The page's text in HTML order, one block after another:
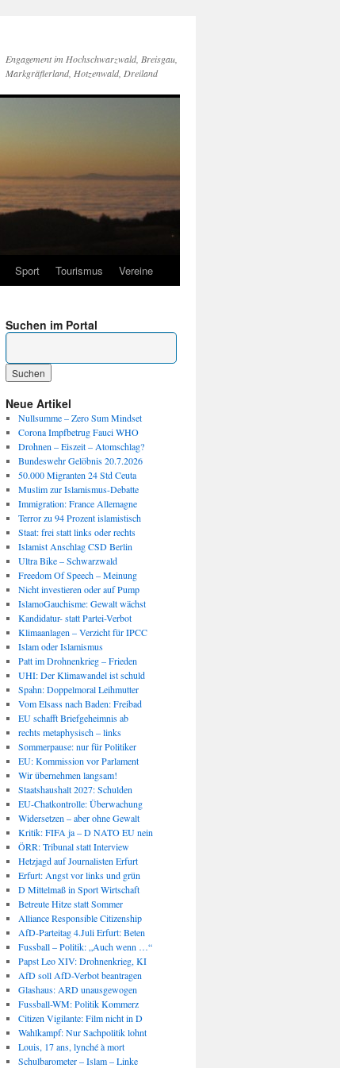
Engagement im Hochschwarzwald, Breisgau,
Markgräflerland, Hotzenwald, Dreiland
Sport Tourismus Vereine
Suchen im Portal
Neue Artikel
Nullsumme – Zero Sum Mindset
Corona Impfbetrug Fauci WHO
Drohnen – Eiszeit – Atomschlag?
Bundeswehr Gelöbnis 20.7.2026
50.000 Migranten 24 Std Ceuta
Muslim zur Islamismus-Debatte
Immigration: France Allemagne
Terror zu 94 Prozent islamistisch
Staat: frei statt links oder rechts
Islamist Anschlag CSD Berlin
Ultra Bike – Schwarzwald
Freedom Of Speech – Meinung
Nicht investieren oder auf Pump
IslamoGauchisme: Gewalt wächst
Kandidatur- statt Partei-Verbot
Klimaanlagen – Verzicht für IPCC
Islam oder Islamismus
Patt im Drohnenkrieg – Frieden
UHI: Der Klimawandel ist schuld
Spahn: Doppelmoral Leihmutter
Vom Elsass nach Baden: Freibad
EU schafft Briefgeheimnis ab
rechts metaphysisch – links
Sommerpause: nur für Politiker
EU: Kommission vor Parlament
Wir übernehmen langsam!
Staatshaushalt 2027: Schulden
EU-Chatkontrolle: Überwachung
Widersetzen – aber ohne Gewalt
Kritik: FIFA ja – D NATO EU nein
ÖRR: Tribunal statt Interview
Hetzjagd auf Journalisten Erfurt
Erfurt: Angst vor links und grün
D Mittelmaß in Sport Wirtschaft
Betreute Hitze statt Sommer
Alliance Responsible Citizenship
AfD-Parteitag 4.Juli Erfurt: Beten
Fussball – Politik: „Auch wenn …“
Papst Leo XIV: Drohnenkrieg, KI
AfD soll AfD-Verbot beantragen
Glashaus: ARD unausgewogen
Fussball-WM: Politik Kommerz
Citizen Vigilante: Film nicht in D
Wahlkampf: Nur Sachpolitik lohnt
Louis, 17 ans, lynché à mort
Schulbarometer – Islam – Linke